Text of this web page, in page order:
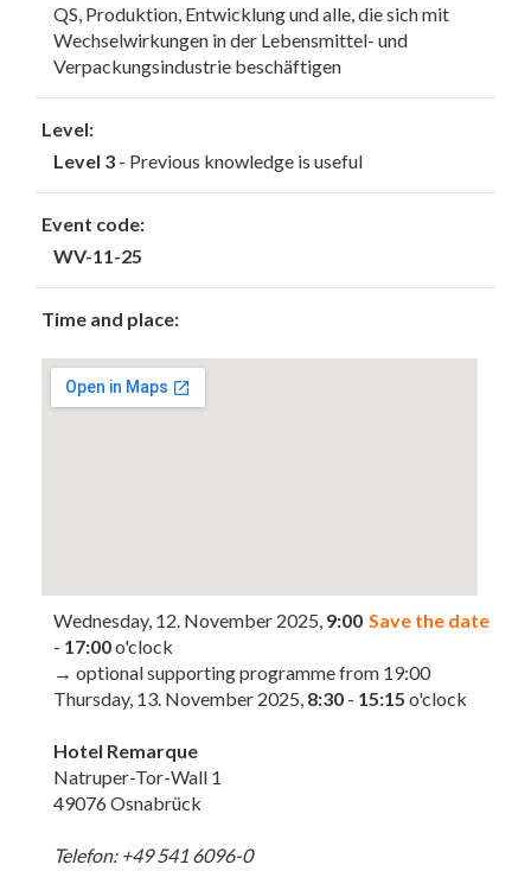
QS, Produktion, Entwicklung und alle, die sich mit
Wechselwirkungen in der Lebensmittel- und
Verpackungsindustrie beschäftigen
Level:
Level 3 - Previous knowledge is useful
Event code:
WV-11-25
Time and place:
Save the date
Wednesday, 12. November 2025, 9:00
- 17:00o'clock
→ optional supporting programme from 19:00
Thursday, 13. November 2025, 8:30 - 15:15 o'clock
Hotel Remarque
Natruper-Tor-Wall 1
49076 Osnabrück
Telefon: +49 541 6096-0